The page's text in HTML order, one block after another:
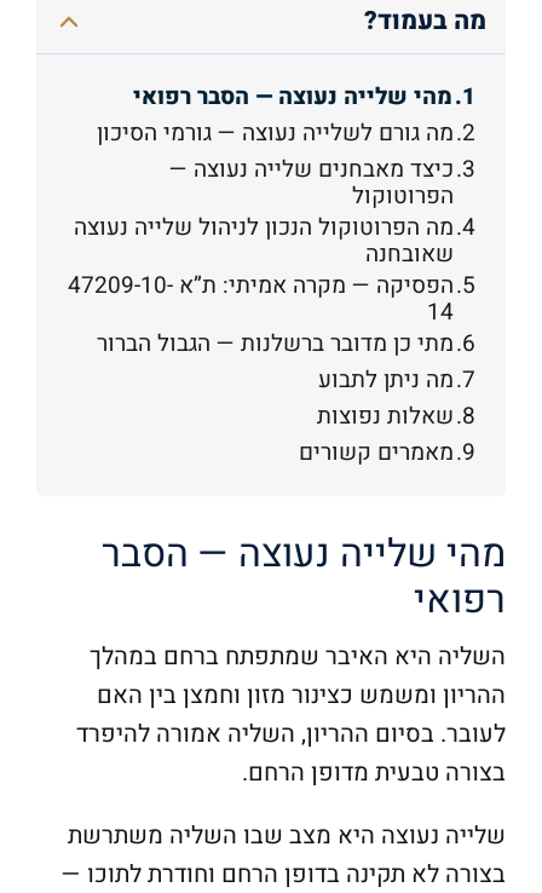
מה בעמוד?
מהי שלייה נעוצה — הסבר רפואי
מה גורם לשלייה נעוצה — גורמי הסיכון
כיצד מאבחנים שלייה נעוצה —
הפרוטוקול
מה הפרוטוקול הנכון לניהול שלייה נעוצה
שאובחנה
הפסיקה — מקרה אמיתי: ת”א 47209-10-
14
מתי כן מדובר ברשלנות — הגבול הברור
מה ניתן לתבוע
שאלות נפוצות
מאמרים קשורים
מהי שלייה נעוצה — הסבר
רפואי
השליה היא האיבר שמתפתח ברחם במהלך
ההריון ומשמש כצינור מזון וחמצן בין האם
לעובר. בסיום ההריון, השליה אמורה להיפרד
בצורה טבעית מדופן הרחם.
שלייה נעוצה היא מצב שבו השליה משתרשת
בצורה לא תקינה בדופן הרחם וחודרת לתוכו —